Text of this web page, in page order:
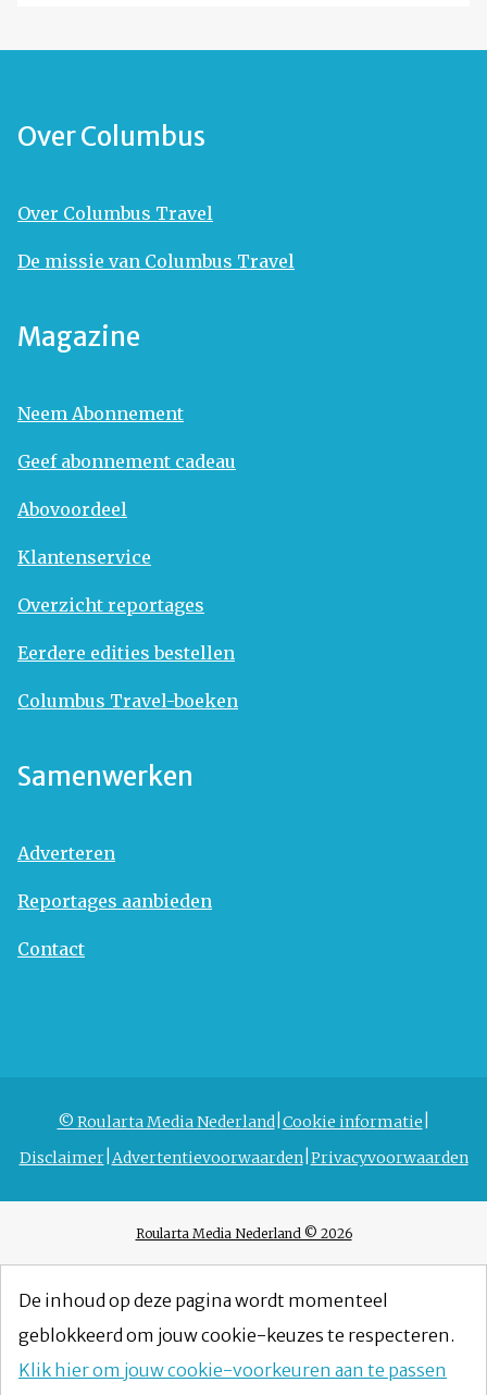
Over Columbus
Over Columbus Travel
De missie van Columbus Travel
Magazine
Neem Abonnement
Geef abonnement cadeau
Abovoordeel
Klantenservice
Overzicht reportages
Eerdere edities bestellen
Columbus Travel-boeken
Samenwerken
Adverteren
Reportages aanbieden
Contact
© Roularta Media Nederland Cookie informatie
Disclaimer Advertentievoorwaarden Privacyvoorwaarden
Roularta Media Nederland © 2026
De inhoud op deze pagina wordt momenteel
geblokkeerd om jouw cookie-keuzes te respecteren.
Klik hier om jouw cookie-voorkeuren aan te passen